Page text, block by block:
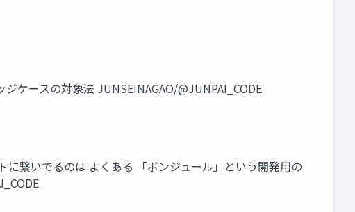
ケースの対象法 JUNSEINAGAO/@JUNPAI_CODE
繋いでるのは よくある 「ボンジュール」という開発用の